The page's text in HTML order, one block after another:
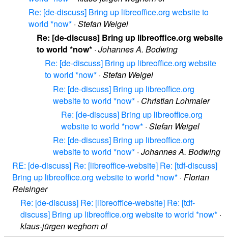
Re: [de-discuss] Bring up libreoffice.org website to
world *now* · Stefan Weigel
Re: [de-discuss] Bring up libreoffice.org website
to world *now* · Johannes A. Bodwing
Re: [de-discuss] Bring up libreoffice.org website
to world *now* · Stefan Weigel
Re: [de-discuss] Bring up libreoffice.org
website to world *now* · Christian Lohmaier
Re: [de-discuss] Bring up libreoffice.org
website to world *now* · Stefan Weigel
Re: [de-discuss] Bring up libreoffice.org
website to world *now* · Johannes A. Bodwing
RE: [de-discuss] Re: [libreoffice-website] Re: [tdf-discuss]
Bring up libreoffice.org website to world *now* · Florian
Reisinger
Re: [de-discuss] Re: [libreoffice-website] Re: [tdf-
discuss] Bring up libreoffice.org website to world *now* ·
klaus-jürgen weghorn ol